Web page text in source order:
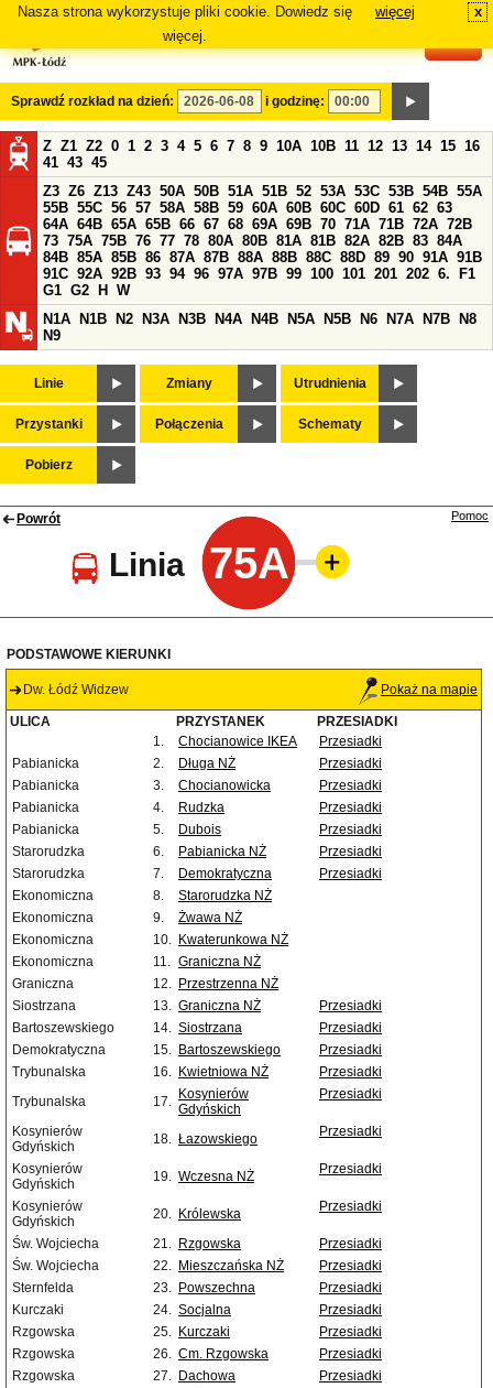
Nasza strona wykorzystuje pliki cookie. Dowiedz się
więcej.
więcej x
Sprawdź rozkład na dzień: i godzinę:
Z Z1 Z2 0 1 2 3 4 5 6 7 8 9 10A 10B 11 12 13 14 15 16
41 43 45
Z3 Z6 Z13 Z43 50A 50B 51A 51B 52 53A 53C 53B 54B 55A
55B 55C 56 57 58A 58B 59 60A 60B 60C 60D 61 62 63
64A 64B 65A 65B 66 67 68 69A 69B 70 71A 71B 72A 72B
73 75A 75B 76 77 78 80A 80B 81A 81B 82A 82B 83 84A
84B 85A 85B 86 87A 87B 88A 88B 88C 88D 89 90 91A 91B
91C 92A 92B 93 94 96 97A 97B 99 100 101 201 202 6.
F1
G1 G2 H
W
N1A
N1B N2 N3A N3B N4A N4B N5A N5B N6 N7A N7B
N8
N9
Linie Zmiany Utrudnienia
Przystanki Połączenia Schematy
Pobierz
Powrót
Linia 75A
Pomoc
PODSTAWOWE KIERUNKI
Dw. Łódź Widzew Pokaż na mapie
ULICA PRZYSTANEK
PRZESIADKI
1.
Chocianowice IKEA
Przesiadki
Pabianicka
2. Długa NŻ
Przesiadki
Pabianicka
3. Chocianowicka
Przesiadki
Pabianicka
4. Rudzka
Przesiadki
Pabianicka
5. Dubois
Przesiadki
Starorudzka
6. Pabianicka NŻ
Przesiadki
Starorudzka
7. Demokratyczna
Przesiadki
Ekonomiczna
8.
Starorudzka NŻ
Ekonomiczna
9.
Żwawa NŻ
Ekonomiczna
10. Kwaterunkowa NŻ
Ekonomiczna
11. Graniczna NŻ
Graniczna
12. Przestrzenna NŻ
Siostrzana
13. Graniczna NŻ
Przesiadki
Bartoszewskiego
14. Siostrzana
Przesiadki
Demokratyczna
15. Bartoszewskiego
Przesiadki
Trybunalska
16. Kwietniowa NŻ
Przesiadki
Trybunalska
17. Kosynierów
Gdyńskich
Przesiadki
Kosynierów
Gdyńskich
18. Łazowskiego Przesiadki
Kosynierów
Gdyńskich
19. Wczesna NŻ Przesiadki
Kosynierów
Gdyńskich
20. Królewska Przesiadki
Św. Wojciecha 21. Rzgowska
Przesiadki
Św. Wojciecha
22. Mieszczańska NŻ
Przesiadki
Sternfelda
23. Powszechna
Przesiadki
Kurczaki
24. Socjalna
Przesiadki
Rzgowska
25. Kurczaki
Przesiadki
Rzgowska
26. Cm. Rzgowska
Przesiadki
Rzgowska
27. Dachowa
Przesiadki